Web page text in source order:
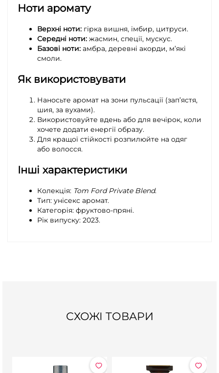
Ноти аромату
Верхні ноти: гірка вишня, імбир, цитруси.
Середні ноти: жасмин, спеції, мускус.
Базові ноти: амбра, деревні акорди, м’які
смоли.
Як використовувати
Наносьте аромат на зони пульсації (зап’ястя,
шия, за вухами).
Використовуйте вдень або для вечірок, коли
хочете додати енергії образу.
Для кращої стійкості розпилюйте на одяг
або волосся.
Інші характеристики
Колекція: Tom Ford Private Blend.
Тип: унісекс аромат.
Категорія: фруктово-пряні.
Рік випуску: 2023.
СХОЖІ ТОВАРИ